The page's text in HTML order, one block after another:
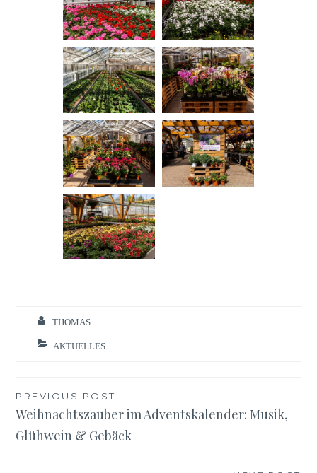
THOMAS
AKTUELLES
Beitragsnavigation
PREVIOUS POST
Weihnachtszauber im Adventskalender: Musik,
Glühwein & Gebäck